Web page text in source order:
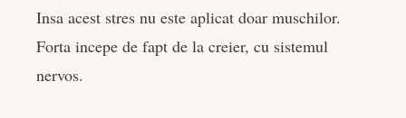
Insa acest stres nu este aplicat doar muschilor.
Forta incepe de fapt de la creier, cu sistemul
nervos.